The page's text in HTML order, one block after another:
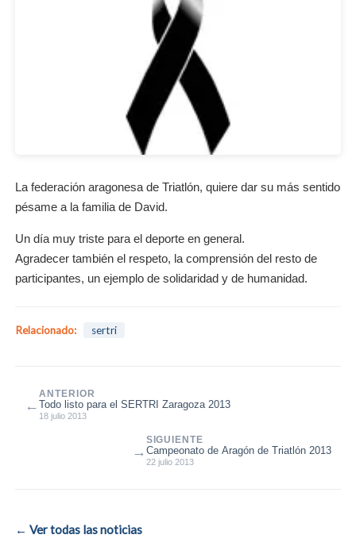
La federación aragonesa de Triatlón, quiere dar su más sentido
pésame a la familia de David.
Un día muy triste para el deporte en general.
Agradecer también el respeto, la comprensión del resto de
participantes, un ejemplo de solidaridad y de humanidad.
Relacionado: sertri
←
ANTERIOR
Todo listo para el SERTRI Zaragoza 2013
18 julio 2013
SIGUIENTE
Campeonato de Aragón de Triatlón 2013
22 julio 2013
→
← Ver todas las noticias